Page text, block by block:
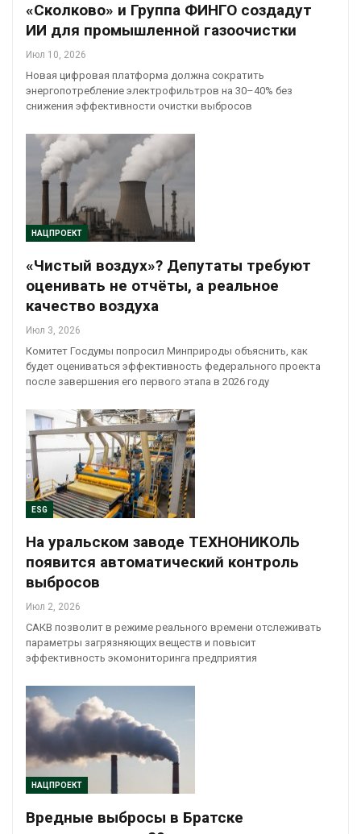
«Сколково» и Группа ФИНГО создадут
ИИ для промышленной газоочистки
Июл 10, 2026
Новая цифровая платформа должна сократить
энергопотребление электрофильтров на 30–40% без
снижения эффективности очистки выбросов
НАЦПРОЕКТ
«Чистый воздух»? Депутаты требуют
оценивать не отчёты, а реальное
качество воздуха
Июл 3, 2026
Комитет Госдумы попросил Минприроды объяснить, как
будет оцениваться эффективность федерального проекта
после завершения его первого этапа в 2026 году
ESG
На уральском заводе ТЕХНОНИКОЛЬ
появится автоматический контроль
выбросов
Июл 2, 2026
САКВ позволит в режиме реального времени отслеживать
параметры загрязняющих веществ и повысит
эффективность экомониторинга предприятия
НАЦПРОЕКТ
Вредные выбросы в Братске